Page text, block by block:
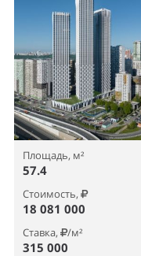
Площадь, м²
57.4
Стоимость,
18 081 000
Ставка, /м²
315 000